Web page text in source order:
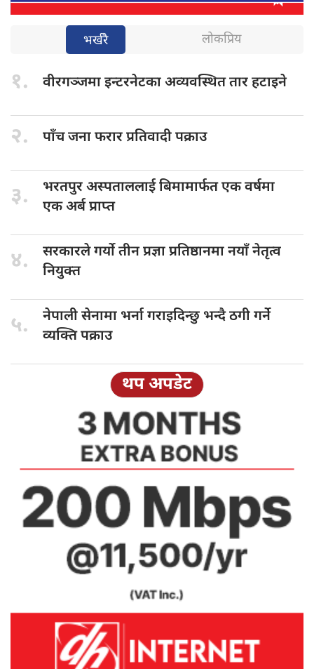
भर्खरै लोकप्रिय
१. वीरगञ्जमा इन्टरनेटकाअव्यवस्थित तार हटाइने
२. पाँच जनाफरार प्रतिवादी पक्राउ
३. भरतपुर अस्पताललाईबिमामार्फत एक वर्षमा
एक अर्ब प्राप्त
४. सरकारले गर्योतीन प्रज्ञा प्रतिष्ठानमा नयाँ नेतृत्व
नियुक्त
५. नेपाली सेनामा भर्ना गराइदिन्छु भन्दै ठगी गर्ने
व्यक्ति पक्राउ
थप अपडेट